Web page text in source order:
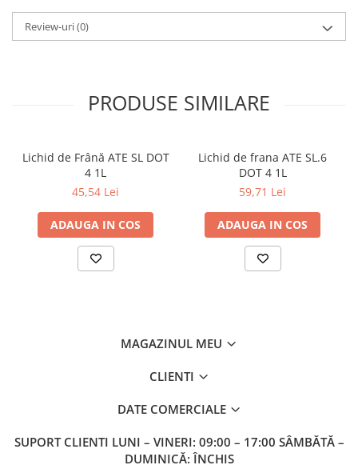
Autoturisme
Review-uri(0)
PRODUSE SIMILARE
Lichid de Frână ATE SL DOT
4 1L
45,54 Lei
ADAUGA IN COS
Lichid de frana ATE SL.6
DOT 4 1L
59,71 Lei
ADAUGA IN COS
MAGAZINUL MEU
CLIENTI
DATE COMERCIALE
SUPORT CLIENTI LUNI – VINERI: 09:00 – 17:00 SÂMBĂTĂ –
DUMINICĂ: ÎNCHIS